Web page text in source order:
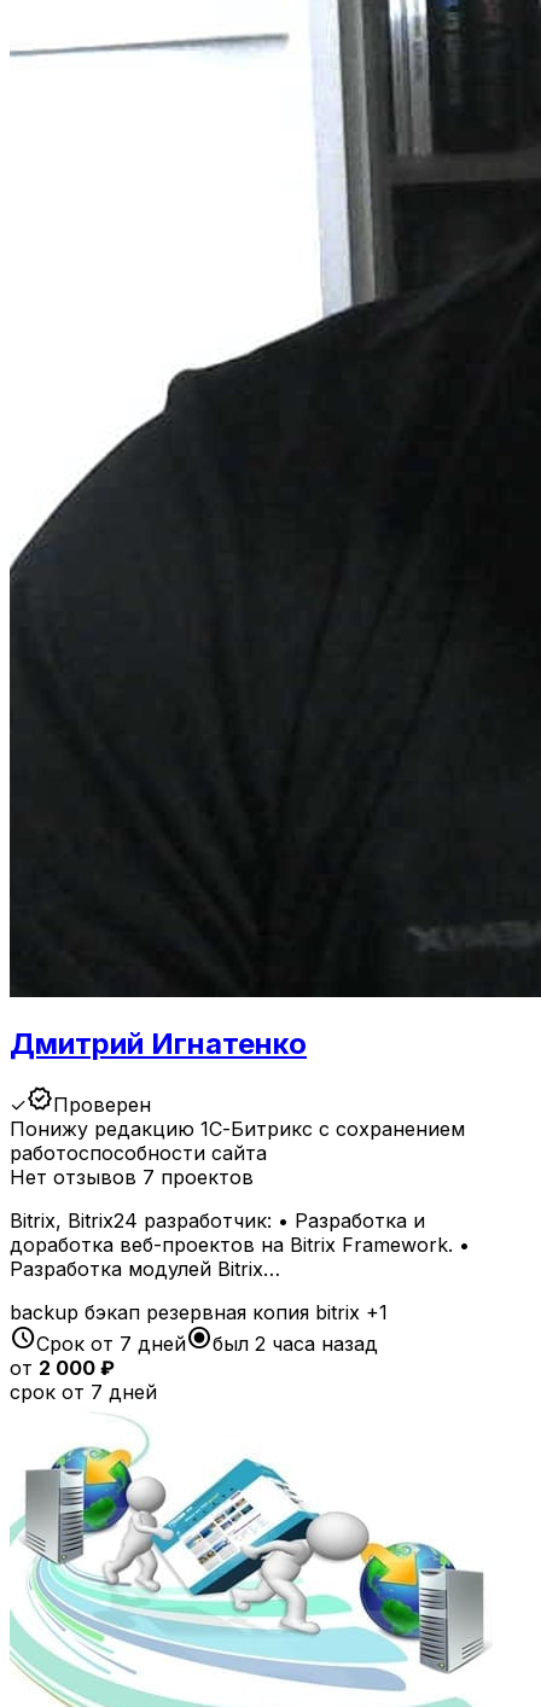
Дмитрий Игнатенко
✓verifiedПроверен
Понижу редакцию 1С-Битрикс с сохранением
работоспособности сайта
Нет отзывов 7 проектов
Bitrix, Bitrix24 разработчик: • Разработка и
доработка веб-проектов на Bitrix Framework. •
Разработка модулей Bitrix…
backup бэкап резервная копия bitrix +1
scheduleСрок от 7 днейradio_button_checkedбыл 2 часа назад
от 2 000 ₽
срок от 7 дней